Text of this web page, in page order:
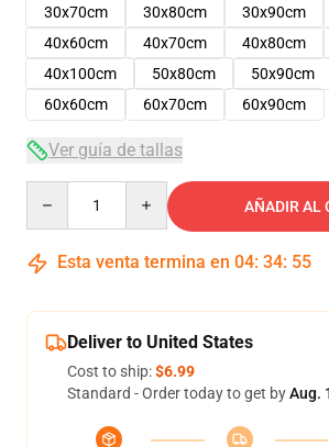
30x70cm
30x80cm 30x90cm
40x60cm
40x70cm 40x80cm
40x100cm
50x80cm 50x90cm
60x60cm
60x70cm 60x90cm
Ver guía de tallas
AÑADIR AL
Esta venta termina en 04: 34: 54
Deliver to United States
Cost to ship:$6.99
Standard - Order today to get byAug.